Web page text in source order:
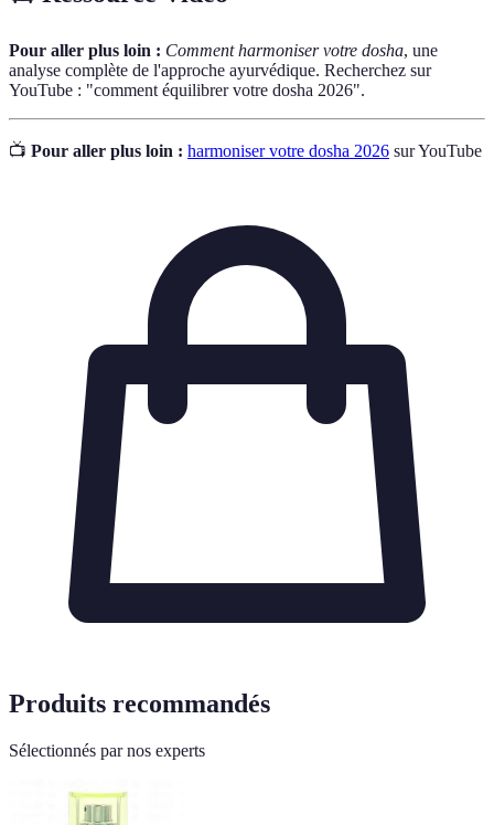
Pour aller plus loin : Comment harmoniser votre dosha, une
analyse complète de l'approche ayurvédique. Recherchez sur
YouTube : "comment équilibrer votre dosha 2026".
📺 Pour aller plus loin : harmoniser votre dosha 2026 sur YouTube
Produits recommandés
Sélectionnés par nos experts